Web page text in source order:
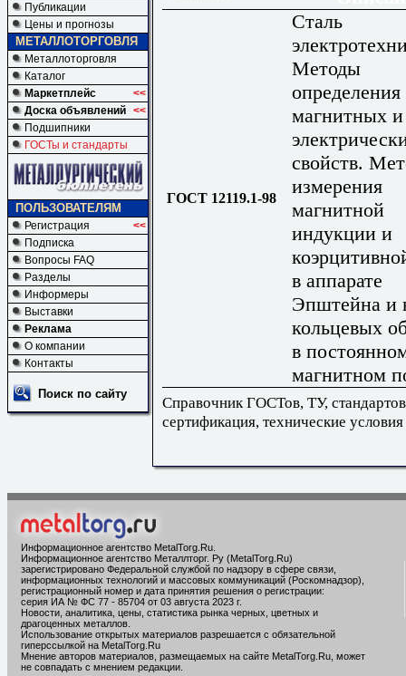
Публикации
Цены и прогнозы
МЕТАЛЛОТОРГОВЛЯ
Металлоторговля
Каталог
Маркетплейс
<<
Доска объявлений <<
Подшипники
ГОСТы и стандарты
ПОЛЬЗОВАТЕЛЯМ
Регистрация
<<
Подписка
Вопросы FAQ
Разделы
Информеры
Выставки
Реклама
О компании
Контакты
Поиск по сайту
ГОСТ 12119.1-98
Сталь
Методы
определения
магнитных и
свойств.
измерения
магнитной
индукции и
в аппарате
Эпштейна и
кольцевых
в
магнитном
Справочник ГОСТов, ТУ,
сертификация, технические условия
Информационное агентство MetalTorg.Ru
Информационное агентство Металлторг. Ру (MetalTorg.Ru)
зарегистрировано Федеральной службой по надзору в сфере связи,
информационных технологий и массовых коммуникаций (Роскомнадзор),
регистрационный номер и дата принятия решения о регистрации:
серия ИА № ФС 77 - 85704 от 03 августа 2023 г.
Новости, аналитика, цены, статистика рынка черных, цветных и
драгоценных металлов.
Использование открытых материалов разрешается с обязательной
гиперссылкой на MetalTorg.Ru
Мнение авторов материалов, размещаемых на сайте MetalTorg.Ru, может
не совпадать с мнением редакции.